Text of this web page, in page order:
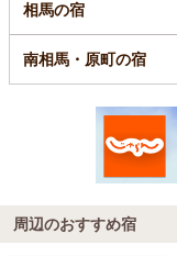
相馬の宿
南相馬・原町の宿
周辺のおすすめ宿